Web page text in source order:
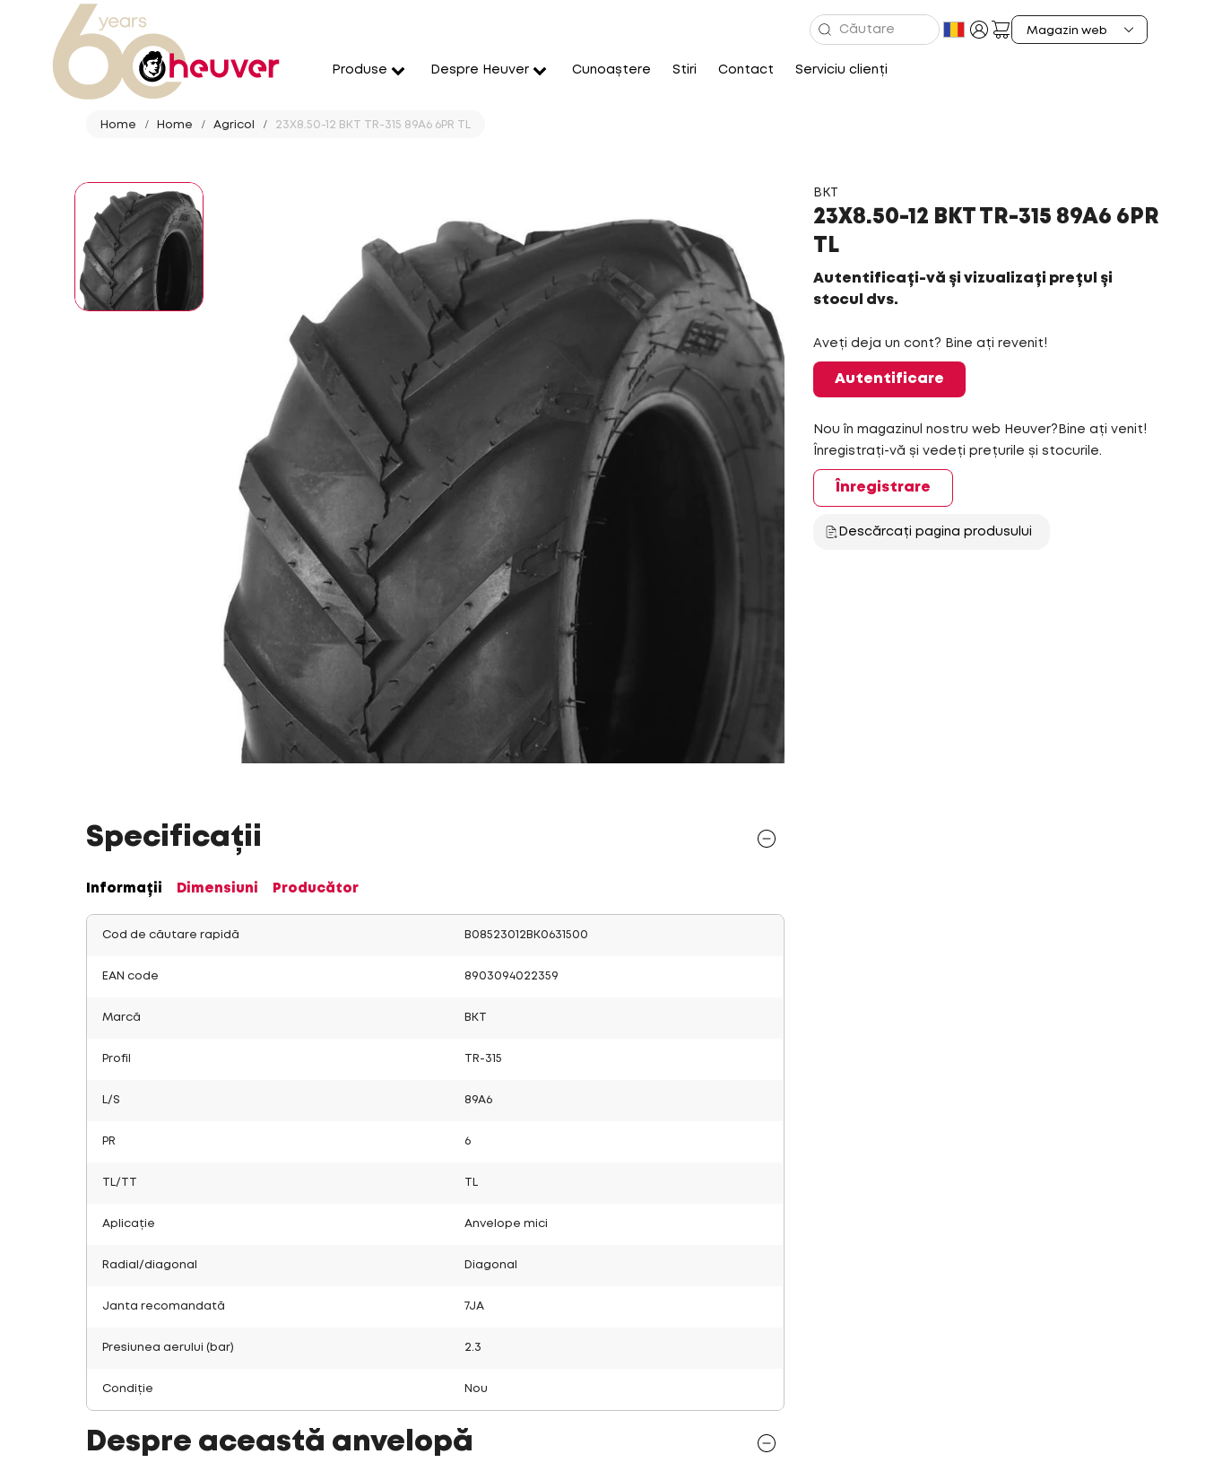
Produse Despre Heuver Cunoaștere Stiri Contact Serviciu clienți
Home Home Agricol 23X8.50-12 BKT TR-315 89A6 6PR TL
BKT
23X8.50-12 BKT TR-315 89A6 6PR
TL
Autentificați-vă și vizualizați prețul și
stocul dvs.
Aveți deja un cont? Bine ați revenit!
Autentificare
Nou în magazinul nostru web Heuver?Bine ați venit!
Înregistrați-vă și vedeți prețurile și stocurile.
Înregistrare
Descărcați pagina produsului
Specificații
Informații Dimensiuni Producător
Cod de căutare rapidă B08523012BK0631500
EAN code 8903094022359
Marcă BKT
Profil TR-315
L/S 89A6
PR 6
TL/TT
Aplicație Anvelope mici
Radial/diagonal Diagonal
Janta recomandată 7JA
Presiunea aerului (bar) 2.3
Condiție Nou
Despre această anvelopă